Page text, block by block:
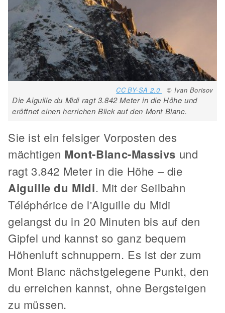
CC BY-SA 2.0 © Ivan Borisov
Die Aiguille du Midi ragt 3.842 Meter in die Höhe und
eröffnet einen herrichen Blick auf den Mont Blanc.
Sie ist ein felsiger Vorposten des
mächtigen Mont-Blanc-Massivs und
ragt 3.842 Meter in die Höhe – die
Aiguille du Midi. Mit der Seilbahn
Téléphérice de l'Aiguille du Midi
gelangst du in 20 Minuten bis auf den
Gipfel und kannst so ganz bequem
Höhenluft schnuppern. Es ist der zum
Mont Blanc nächstgelegene Punkt, den
du erreichen kannst, ohne Bergsteigen
zu müssen.